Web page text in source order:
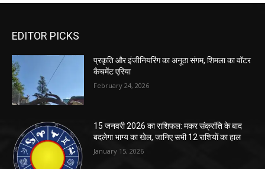
EDITOR PICKS
प्रकृति और इंजीनियरिंग का अनूठा संगम, शिमला का वॉटर
कैचमेंट एरिया
February 24, 2026
15 जनवरी 2026 का राशिफल: मकर संक्रांति के बाद
बदलेगा भाग्य का खेल, जानिए सभी 12 राशियों का हाल
January 15, 2026